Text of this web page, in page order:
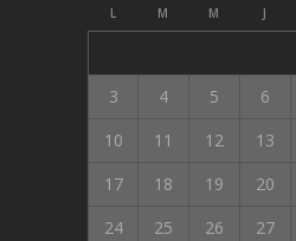
L M M J
3
4 5 6
10
11 12 13
17
18 19 20
24
25 26 27